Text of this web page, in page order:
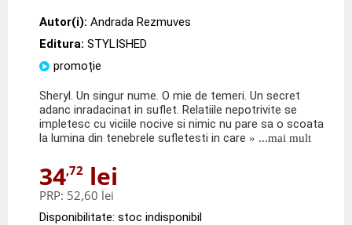
Autor(i): Andrada Rezmuves
Editura: STYLISHED
promoție
Sheryl. Un singur nume. O mie de temeri. Un secret
adanc inradacinat in suflet. Relatiile nepotrivite se
impletesc cu viciile nocive si nimic nu pare sa o scoata
la lumina din tenebrele sufletesti in care » ...mai mult
34,72 lei
PRP: 52,60 lei
Disponibilitate: stoc indisponibil